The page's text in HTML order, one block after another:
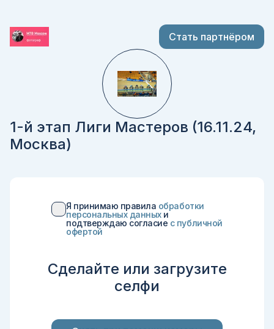
Стать партнёром
1-й этап Лиги Мастеров (16.11.24,
Москва)
Я принимаю правила обработки
персональных данных и
подтверждаю согласие c публичной
офертой
Сделайте или загрузите
селфи